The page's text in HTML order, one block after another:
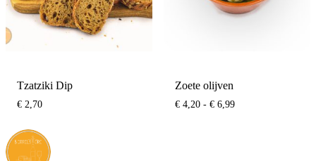
Tzatziki Dip
€ 2,70
Zoete olijven
€ 4,20 - € 6,99Prijsklasse: